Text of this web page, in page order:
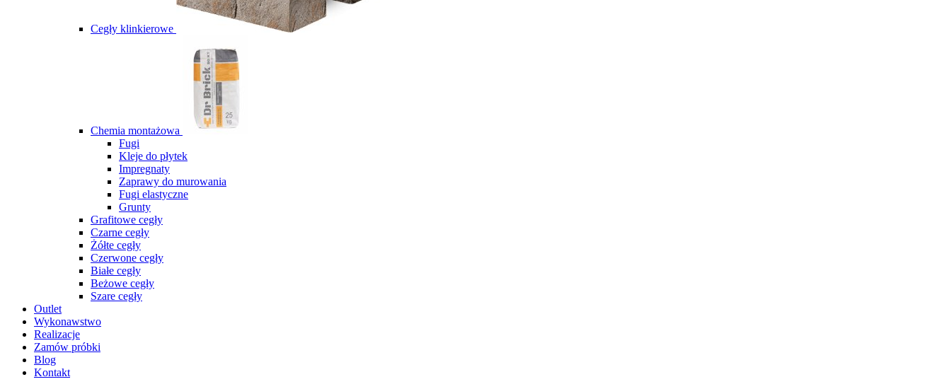
Cegły klinkierowe
Chemia montażowa
Fugi
Kleje do płytek
Impregnaty
Zaprawy do murowania
Fugi elastyczne
Grunty
Grafitowe cegły
Czarne cegły
Żółte cegły
Czerwone cegły
Białe cegły
Beżowe cegły
Szare cegły
Outlet
Wykonawstwo
Realizacje
Zamów próbki
Blog
Kontakt